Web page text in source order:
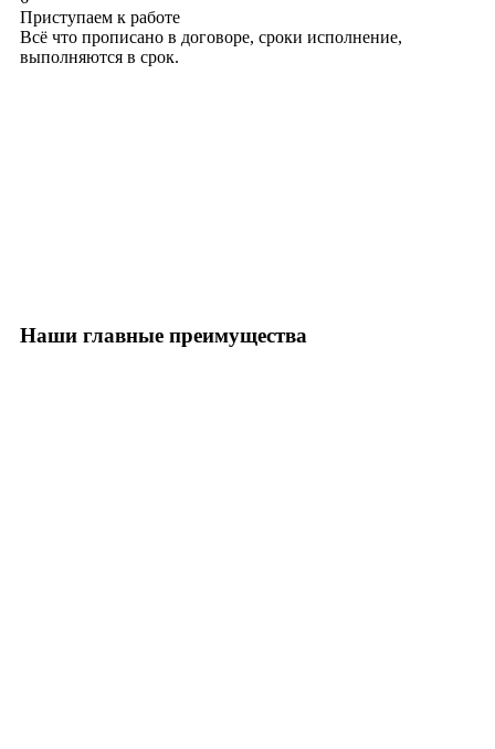
Приступаем к работе
Всё что прописано в договоре, сроки исполнение,
выполняются в срок.
Наши главные преимущества